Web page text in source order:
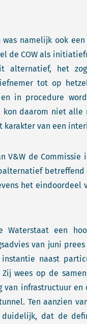
namelijk ook
de COW als
alternatief, het
tot op
in procedure
kon daarom niet
van een
V&W de Commissie
betreffend
het eindoordeel
Waterstaat een
van juni prees
naast
wees op de
infrastructuur en
Ten aanzien
dat de